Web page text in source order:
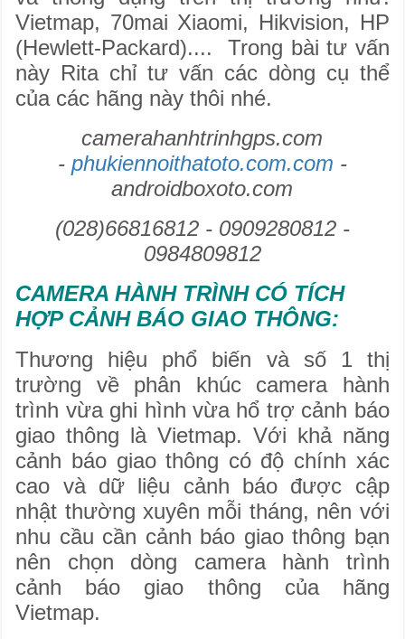
Vietmap, 70mai Xiaomi, Hikvision, HP
(Hewlett-Packard).... Trong bài tư vấn
này Rita chỉ tư vấn các dòng cụ thể
của các hãng này thôi nhé.
camerahanhtrinhgps.com
- phukiennoithatoto.com.com -
androidboxoto.com
(028)66816812 - 0909280812 -
0984809812
CAMERA HÀNH TRÌNH CÓ TÍCH
HỢP CẢNH BÁO GIAO THÔNG:
Thương hiệu phổ biến và số 1 thị
trường về phân khúc camera hành
trình vừa ghi hình vừa hổ trợ cảnh báo
giao thông là Vietmap. Với khả năng
cảnh báo giao thông có độ chính xác
cao và dữ liệu cảnh báo được cập
nhật thường xuyên mỗi tháng, nên với
nhu cầu cần cảnh báo giao thông bạn
nên chọn dòng camera hành trình
cảnh báo giao thông của hãng
Vietmap.